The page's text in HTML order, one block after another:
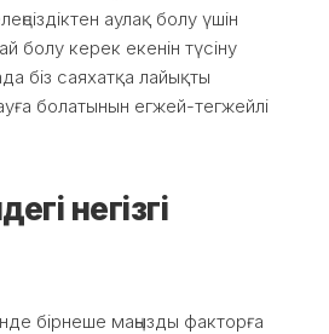
аулақ болу үшін
болу керек екенін түсіну
біз саяхатқа лайықты
болатынын егжей-тегжейлі
негізгі
бірнеше маңызды факторға